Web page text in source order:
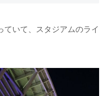
ていて、スタジアムのライ